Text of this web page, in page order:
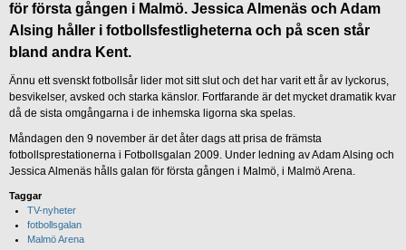
för första gången i Malmö. Jessica Almenäs och Adam
Alsing håller i fotbollsfestligheterna och på scen står
bland andra Kent.
Ännu ett svenskt fotbollsår lider mot sitt slut och det har varit ett år av lyckorus,
besvikelser, avsked och starka känslor. Fortfarande är det mycket dramatik kvar
då de sista omgångarna i de inhemska ligorna ska spelas.
Måndagen den 9 november är det åter dags att prisa de främsta
fotbollsprestationerna i Fotbollsgalan 2009. Under ledning av Adam Alsing och
Jessica Almenäs hålls galan för första gången i Malmö, i Malmö Arena.
Taggar
TV-nyheter
fotbollsgalan
Malmö Arena